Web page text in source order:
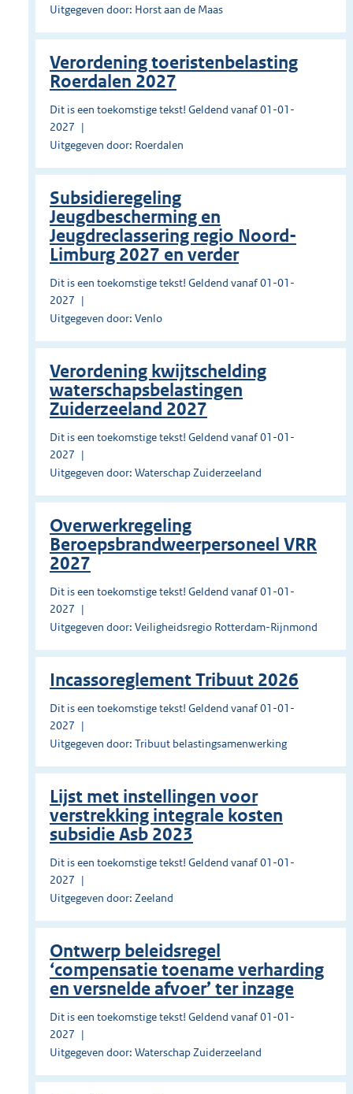
Uitgegeven door: Horst aan de Maas
Verordening toeristenbelasting
Roerdalen 2027
Dit is een toekomstige tekst! Geldend vanaf 01-01-
2027
Uitgegeven door: Roerdalen
Subsidieregeling
Jeugdbescherming en
Jeugdreclassering regio Noord-
Limburg 2027 en verder
Dit is een toekomstige tekst! Geldend vanaf 01-01-
2027
Uitgegeven door: Venlo
Verordening kwijtschelding
waterschapsbelastingen
Zuiderzeeland 2027
Dit is een toekomstige tekst! Geldend vanaf 01-01-
2027
Uitgegeven door: Waterschap Zuiderzeeland
Overwerkregeling
Beroepsbrandweerpersoneel VRR
2027
Dit is een toekomstige tekst! Geldend vanaf 01-01-
2027
Uitgegeven door: Veiligheidsregio Rotterdam-Rijnmond
Incassoreglement Tribuut 2026
Dit is een toekomstige tekst! Geldend vanaf 01-01-
2027
Uitgegeven door: Tribuut belastingsamenwerking
Lijst met instellingen voor
verstrekking integrale kosten
subsidie Asb 2023
Dit is een toekomstige tekst! Geldend vanaf 01-01-
2027
Uitgegeven door: Zeeland
Ontwerp beleidsregel
‘compensatie toename verharding
en versnelde afvoer’ ter inzage
Dit is een toekomstige tekst! Geldend vanaf 01-01-
2027
Uitgegeven door: Waterschap Zuiderzeeland